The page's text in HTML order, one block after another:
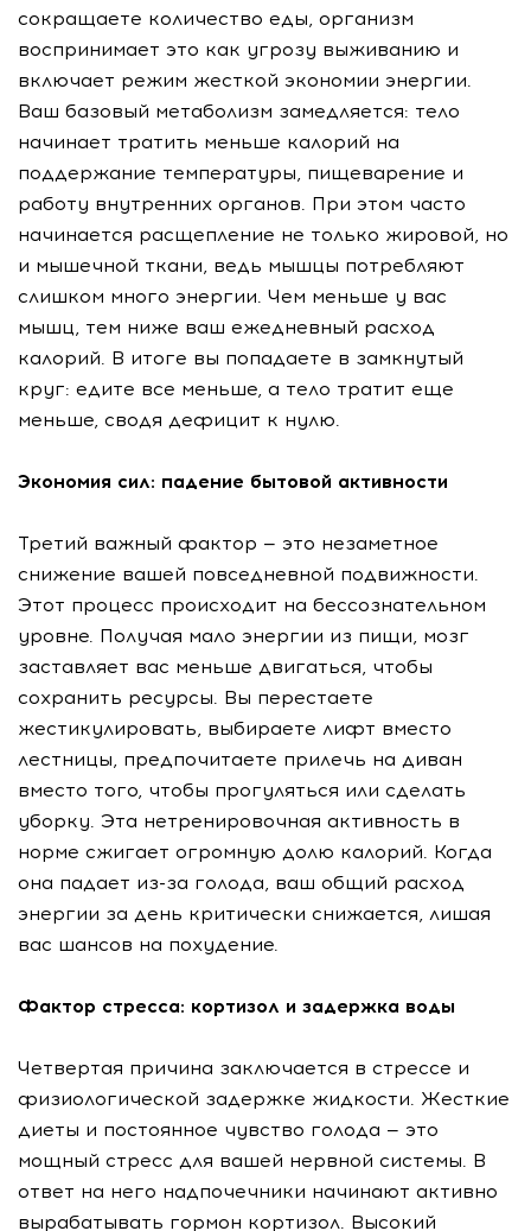
сокращаете количество еды, организм
воспринимает это как угрозу выживанию и
включает режим жесткой экономии энергии.
Ваш базовый метаболизм замедляется: тело
начинает тратить меньше калорий на
поддержание температуры, пищеварение и
работу внутренних органов. При этом часто
начинается расщепление не только жировой, но
и мышечной ткани, ведь мышцы потребляют
слишком много энергии. Чем меньше у вас
мышц, тем ниже ваш ежедневный расход
калорий. В итоге вы попадаете в замкнутый
круг: едите все меньше, а тело тратит еще
меньше, сводя дефицит к нулю.
Экономия сил: падение бытовой активности
Третий важный фактор — это незаметное
снижение вашей повседневной подвижности.
Этот процесс происходит на бессознательном
уровне. Получая мало энергии из пищи, мозг
заставляет вас меньше двигаться, чтобы
сохранить ресурсы. Вы перестаете
жестикулировать, выбираете лифт вместо
лестницы, предпочитаете прилечь на диван
вместо того, чтобы прогуляться или сделать
уборку. Эта нетренировочная активность в
норме сжигает огромную долю калорий. Когда
она падает из-за голода, ваш общий расход
энергии за день критически снижается, лишая
вас шансов на похудение.
Фактор стресса: кортизол и задержка воды
Четвертая причина заключается в стрессе и
физиологической задержке жидкости. Жесткие
диеты и постоянное чувство голода — это
мощный стресс для вашей нервной системы. В
ответ на него надпочечники начинают активно
вырабатывать гормон кортизол. Высокий